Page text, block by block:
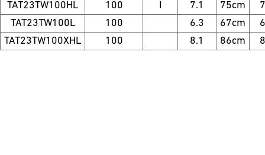
TAT23TW100HL 100 I 7.1 75cm
TAT23TW100L
100 6.3 67cm
TAT23TW100XHL
100 8.1 86cm